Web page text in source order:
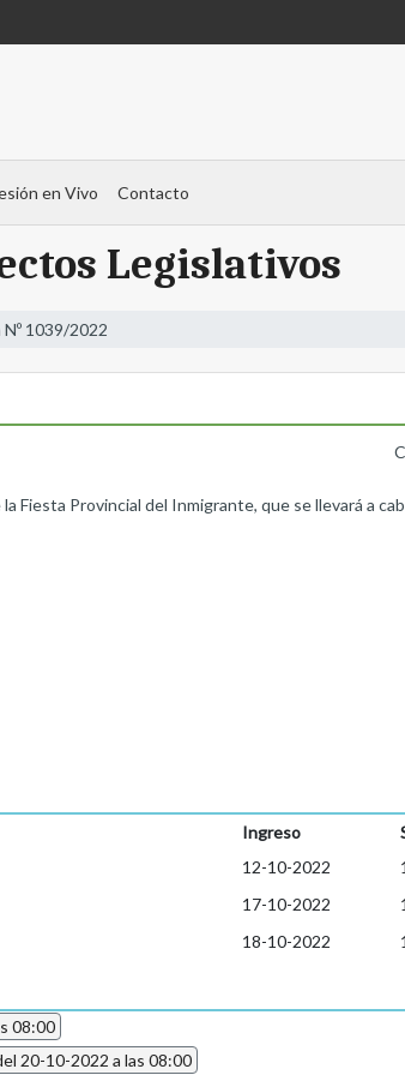
en Vivo Contacto
Legislativos
1039/2022
Fiesta Provincial del Inmigrante, que se llevará a
Ingreso
12-10-2022
17-10-2022
18-10-2022
08:00
20-10-2022 a las 08:00